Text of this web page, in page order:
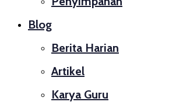
Blog
Berita Harian
Artikel
Karya Guru